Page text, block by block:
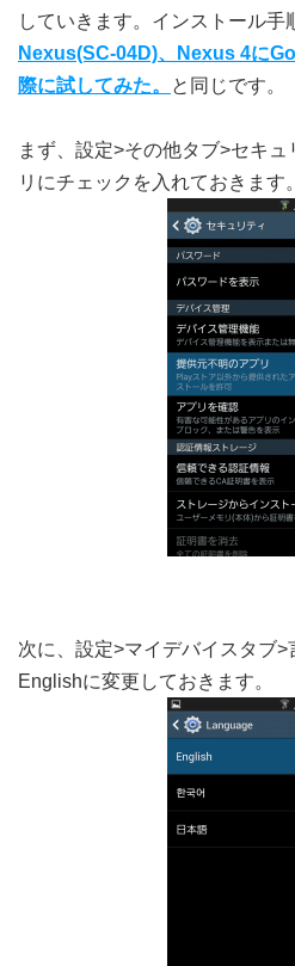
していきます。インストール手
Nexus(SC-04D)、Nexus 4に
際に試してみた。
と同じです。
まず、設定>その他タブ>セキ
リにチェックを入れておきます。
次に、設定>マイデバイスタブ
Englishに変更しておきます。